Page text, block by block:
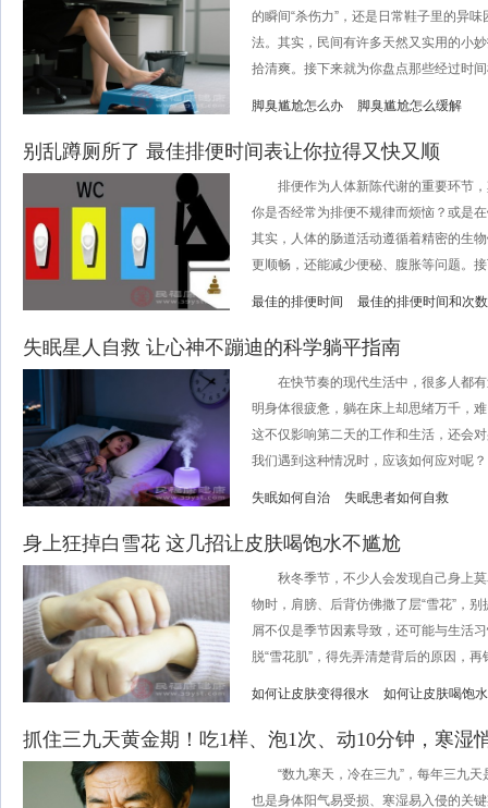
的瞬间“杀伤力”，还是日常鞋子里的异
法。其实，民间有许多天然又实用的小
拾清爽。接下来就为你盘点那些经过时
脚臭尴尬怎么办 脚臭尴尬怎么缓解
别乱蹲厕所了 最佳排便时间表让你拉得又快又顺
排便作为人体新陈代谢的重要环节，
你是否经常为排便不规律而烦恼？或是
其实，人体的肠道活动遵循着精密的生
更顺畅，还能减少便秘、腹胀等问题。
最佳的排便时间 最佳的排便时间和次数
失眠星人自救 让心神不蹦迪的科学躺平指南
在快节奏的现代生活中，很多人都有
明身体很疲惫，躺在床上却思绪万千，
这不仅影响第二天的工作和生活，还会
我们遇到这种情况时，应该如何应对呢
失眠如何自治 失眠患者如何自救
身上狂掉白雪花 这几招让皮肤喝饱水不尴尬
秋冬季节，不少人会发现自己身上莫
物时，肩膀、后背仿佛撒了层“雪花”，
屑不仅是季节因素导致，还可能与生活
脱“雪花肌”，得先弄清楚背后的原因，再
如何让皮肤变得很水 如何让皮肤喝饱水
抓住三九天黄金期！吃1样、泡1次、动10分钟，寒湿
“数九寒天，冷在三九”，每年三九天
也是身体阳气易受损、寒湿易入侵的关